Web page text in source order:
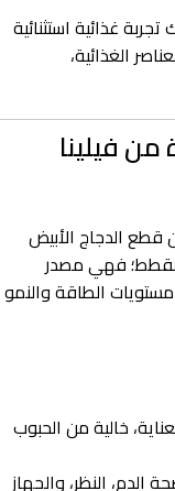
غذائية استثنائية
الغذائية،
من فيلينا
قطع الدجاج الأبيض
للقطط؛ فهي مصدر
الطاقة والنمو
خالية من الحبوب
الدم، النظر، والجهاز